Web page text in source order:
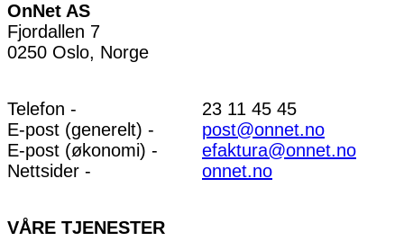
OnNet AS
Fjordallen 7
0250 Oslo, Norge
Telefon -
E-post (generelt) -
E-post (økonomi) -
Nettsider -
23 11 45 45
post@onnet.no
efaktura@onnet.no
onnet.no
VÅRE TJENESTER